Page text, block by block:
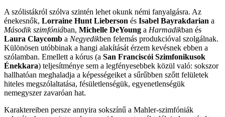
A szólistákról szólva szintén lehet okunk némi fanyalgásra. Az
énekesnők, Lorraine Hunt Lieberson és Isabel Bayrakdarian a
Második szimfóniában, Michelle DeYoung a Harmadikban és
Laura Claycomb a Negyedikben felemás produkcióval szolgálnak.
Különösen utóbbinak a hangi alakítását érzem kevésnek ebben a
szólamban. Emellett a kórus (a San Franciscói Szimfonikusok
Énekkara) teljesítménye sem a legfényesebbek közül való: sokszor
hallhatóan meghaladja a képességeiket a sűrűbben szőtt felületek
hiteles megszólaltatása, fésületlenségük, egyenetlenségük
nemegyszer zavaróan hat.
Karaktereiben persze annyira sokszínű a Mahler-szimfóniák